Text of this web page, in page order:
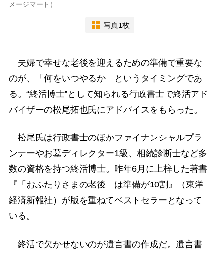
メージマート）
写真1枚
夫婦で幸せな老後を迎えるための準備で重要な
のが、「何をいつやるか」というタイミングであ
る。“終活博士”として知られる行政書士で終活アド
バイザーの松尾拓也氏にアドバイスをもらった。
松尾氏は行政書士のほかファイナンシャルプラ
ンナーやお墓ディレクター1級、相続診断士など多
数の資格を持つ終活博士。昨年6月に上梓した著書
『「おふたりさまの老後」は準備が10割』（東洋
経済新報社）が版を重ねてベストセラーとなって
いる。
終活で欠かせないのが遺言書の作成だ。遺言書